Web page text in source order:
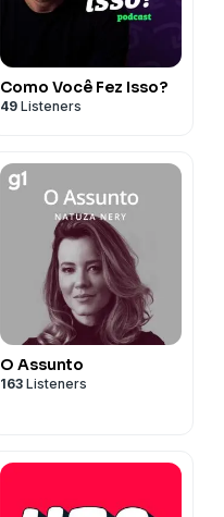
Como Você Fez Isso?
49 Listeners
O Assunto
163 Listeners